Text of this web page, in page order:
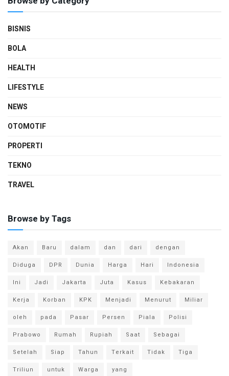
BISNIS
BOLA
HEALTH
LIFESTYLE
NEWS
OTOMOTIF
PROPERTI
TEKNO
TRAVEL
Browse by Tags
Akan Baru dalam dan dari
dengan
Diduga
DPR Dunia Harga Hari
Indonesia
Ini
Jadi Jakarta Juta Kasus
Kebakaran
Kerja
Korban KPK Menjadi Menurut
Miliar
oleh
pada Pasar Persen Piala
Polisi
Prabowo
Rumah Rupiah Saat
Sebagai
Setelah
Siap Tahun Terkait Tidak
Tiga
Triliun
untuk Warga yang